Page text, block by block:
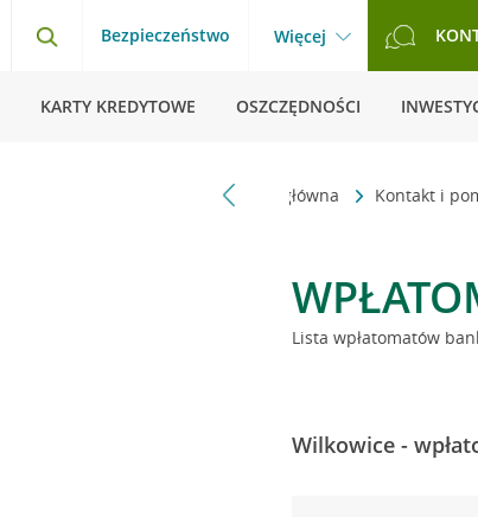
Bezpieczeństwo Więcej
KARTY KREDYTOWE OSZCZĘDNOŚCI
Strona główna Kontakt i
Lista wpłatomatów
Wilkowice -